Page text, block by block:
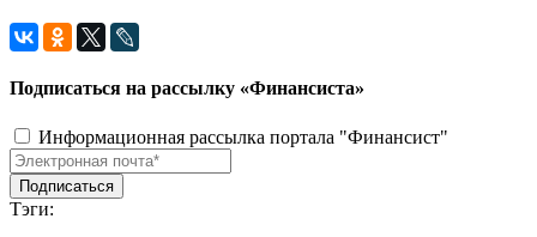
Подписаться на рассылку «Финансиста»
Информационная рассылка портала "Финансист"
Тэги: